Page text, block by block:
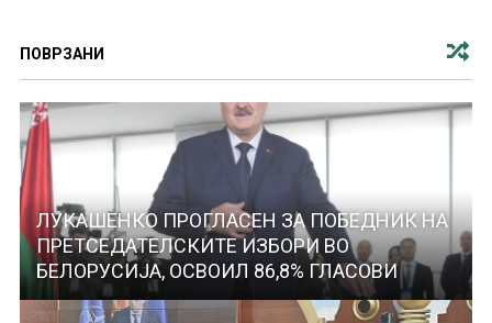
ПОВРЗАНИ
ЛУКАШЕНКО ПРОГЛАСЕН ЗА ПОБЕДНИК НА
ПРЕТСЕДАТЕЛСКИТЕ ИЗБОРИ ВО
БЕЛОРУСИЈА, ОСВОИЛ 86,8% ГЛАСОВИ